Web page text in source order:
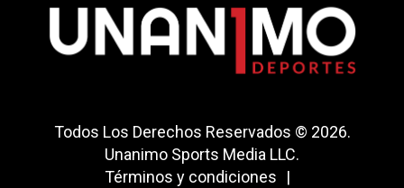
Todos Los Derechos Reservados © 2026.
Unanimo Sports Media LLC.
Términos y condiciones